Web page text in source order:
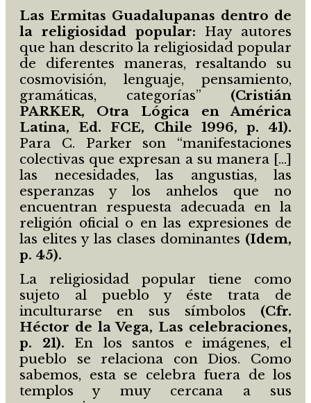
Las Ermitas Guadalupanas dentro de
la religiosidad popular: Hay autores
que han descrito la religiosidad popular
de diferentes maneras, resaltando su
cosmovisión, lenguaje, pensamiento,
gramáticas, categorías” (Cristián
PARKER, Otra Lógica en América
Latina, Ed. FCE, Chile 1996, p. 41).
Para C. Parker son “manifestaciones
colectivas que expresan a su manera […]
las necesidades, las angustias, las
esperanzas y los anhelos que no
encuentran respuesta adecuada en la
religión oficial o en las expresiones de
las elites y las clases dominantes (Idem,
p. 45).
La religiosidad popular tiene como
sujeto al pueblo y éste trata de
inculturarse en sus símbolos (Cfr.
Héctor de la Vega, Las celebraciones,
p. 21). En los santos e imágenes, el
pueblo se relaciona con Dios. Como
sabemos, esta se celebra fuera de los
templos y muy cercana a sus